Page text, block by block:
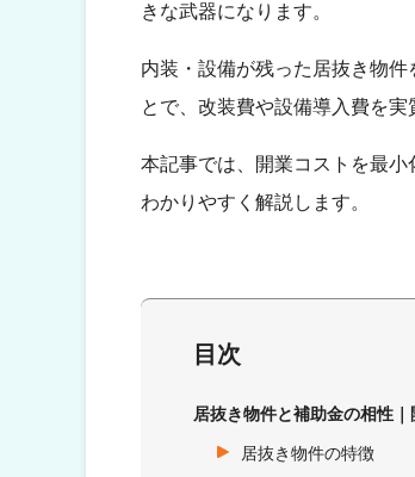
きな武器になります。
内装・設備が残った居抜き物
とで、改装費や設備導入費を実
本記事では、開業コストを最
わかりやすく解説します。
目次
居抜き物件と補助金の相性
居抜き物件の特徴